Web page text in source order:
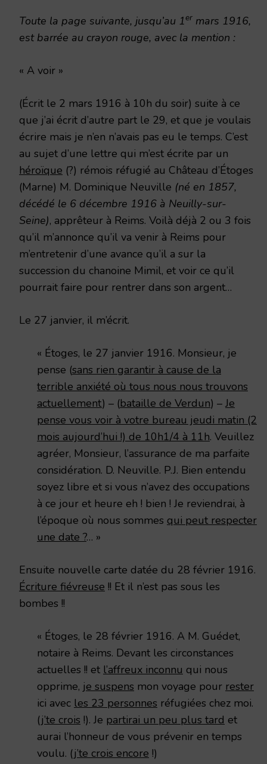
Toute la page suivante, jusqu’au 1er mars 1916,
est barrée au crayon rouge, avec la mention :
« A voir »
(Écrit le 2 mars 1916 à 10h du soir) suite à ce
que j’ai écrit d’autre part le 29, et que je voulais
écrire mais je n’en n’avais pas eu le temps. C’est
au sujet d’une lettre qui m’est écrite par un
héroïque (?) rémois réfugié au Château d’Étoges
(Marne) M. Dominique Neuville (né en 1857,
décédé le 6 décembre 1916 à Neuilly-sur-
Seine), apprêteur à Reims. Voilà déjà 2 ou 3 fois
qu’il m’annonce qu’il va venir à Reims pour
m’entretenir d’une avance qu’il a sur la
succession du chanoine Mimil, et voir ce qu’il
pourrait faire pour rentrer dans son argent…
Le 27 janvier, il m’écrit.
« Étoges, le 27 janvier 1916. Monsieur, je
pense (sans rien garantir à cause de la
terrible anxiété où tous nous nous trouvons
actuellement) – (bataille de Verdun) – Je
pense vous voir à votre bureau jeudi matin (2
mois aujourd’hui !) de 10h1/4 à 11h. Veuillez
agréer, Monsieur, l’assurance de ma parfaite
considération. D. Neuville. P.J. Bien entendu
soyez libre et si vous n’avez des occupations
à ce jour et heure eh ! bien ! Je reviendrai, à
l’époque où nous sommes qui peut respecter
une date ?… »
Ensuite nouvelle carte datée du 28 février 1916.
Écriture fiévreuse !! Et il n’est pas sous les
bombes !!
« Étoges, le 28 février 1916. A M. Guédet,
notaire à Reims. Devant les circonstances
actuelles !! et l’affreux inconnu qui nous
opprime, je suspens mon voyage pour rester
ici avec les 23 personnes réfugiées chez moi.
(j’te crois !). Je partirai un peu plus tard et
aurai l’honneur de vous prévenir en temps
voulu. (j’te crois encore !)